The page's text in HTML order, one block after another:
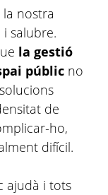
nostra
salubre.
la gestió
públic no
de
ho,
difícil.
ajudà i tots